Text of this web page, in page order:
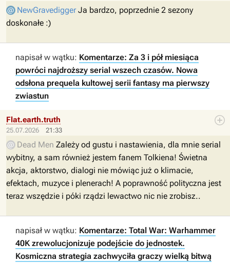
NewGravediggerJa bardzo, poprzednie 2 sezony
doskonałe :)
napisał w wątku: Komentarze: Za 3 i pół miesiąca
powróci najdroższy serial wszech czasów. Nowa
odsłona prequela kultowej serii fantasy ma pierwszy
zwiastun
25.07.2026 21:33
Flat.earth.truth
Dead Men Zależy od gustu i nastawienia, dla mnie serial
wybitny, a sam również jestem fanem Tolkiena! Świetna
akcja, aktorstwo, dialogi nie mówiąc już o klimacie,
efektach, muzyce i plenerach! A poprawność polityczna jest
teraz wszędzie i póki rządzi lewactwo nic nie zrobisz..
napisał w wątku: Komentarze: Total War: Warhammer
40K zrewolucjonizuje podejście do jednostek.
Kosmiczna strategia zachwyciła graczy wielką bitwą